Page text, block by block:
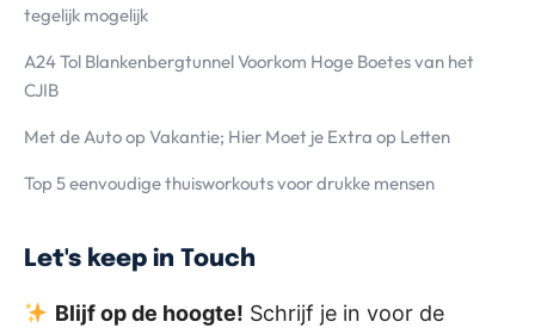
tegelijk mogelijk
A24 Tol Blankenbergtunnel Voorkom Hoge Boetes van het
CJIB
Met de Auto op Vakantie; Hier Moet je Extra op Letten
Top 5 eenvoudige thuisworkouts voor drukke mensen
Let's keep in Touch
Blijf op de hoogte! Schrijf je in voor de